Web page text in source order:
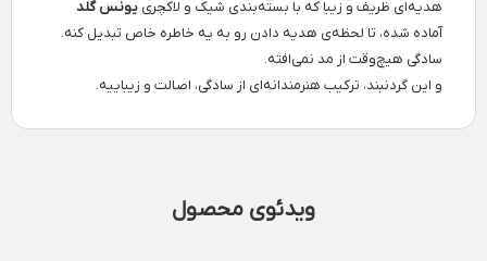
هدیه‌ای ظریف و زیبا که با بسته‌بندی شیک و لاکچری یونس گلد
آماده شده، تا لحظه‌ی هدیه دادن رو به یه خاطره خاص تبدیل کنه.
سادگی هیچ‌وقت از مد نمی‌افته.
و این گردنبند، ترکیب هنرمندانه‌ای از سادگی، اصالت و زیباییه.
ویدئوی محصول